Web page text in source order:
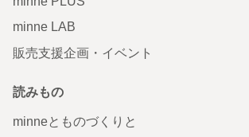
minne LAB
販売支援企画・イベント
読みもの
minneとものづくりと